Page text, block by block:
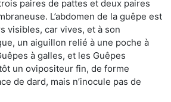
paires de pattes et deux paires
L’abdomen de la guêpe est
visibles, car vives, et à son
un aiguillon relié à une poche à
à galles, et les Guêpes
un ovipositeur fin, de forme
de dard, mais n’inocule pas de